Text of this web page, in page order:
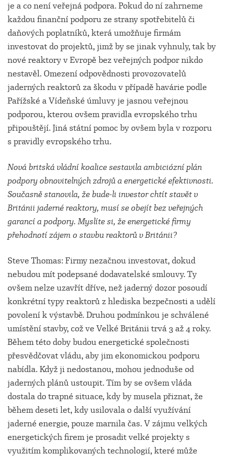
je a co není veřejná podpora. Pokud do ní zahrneme
každou finanční podporu ze strany spotřebitelů či
daňových poplatníků, která umožňuje firmám
investovat do projektů, jimž by se jinak vyhnuly, tak by
nové reaktory v Evropě bez veřejných podpor nikdo
nestavěl. Omezení odpovědnosti provozovatelů
jaderných reaktorů za škodu v případě havárie podle
Pařížské a Vídeňské úmluvy je jasnou veřejnou
podporou, kterou ovšem pravidla evropského trhu
připouštějí. Jiná státní pomoc by ovšem byla v rozporu
s pravidly evropského trhu.
Nová britská vládní koalice sestavila ambiciózní plán
podpory obnovitelných zdrojů a energetické efektivnosti.
Současně stanovila, že bude-li investor chtít stavět v
Británii jaderné reaktory, musí se obejít bez veřejných
garancí a podpory. Myslíte si, že energetické firmy
přehodnotí zájem o stavbu reaktorů v Británii?
Steve Thomas: Firmy nezačnou investovat, dokud
nebudou mít podepsané dodavatelské smlouvy. Ty
ovšem nelze uzavřít dříve, než jaderný dozor posoudí
konkrétní typy reaktorů z hlediska bezpečnosti a udělí
povolení k výstavbě. Druhou podmínkou je schválené
umístění stavby, což ve Velké Británii trvá 3 až 4 roky.
Během této doby budou energetické společnosti
přesvědčovat vládu, aby jim ekonomickou podporu
nabídla. Když ji nedostanou, mohou jednoduše od
jaderných plánů ustoupit. Tím by se ovšem vláda
dostala do trapné situace, kdy by musela přiznat, že
během deseti let, kdy usilovala o další využívání
jaderné energie, pouze marnila čas. V zájmu velkých
energetických firem je prosadit velké projekty s
využitím komplikovaných technologií, které může